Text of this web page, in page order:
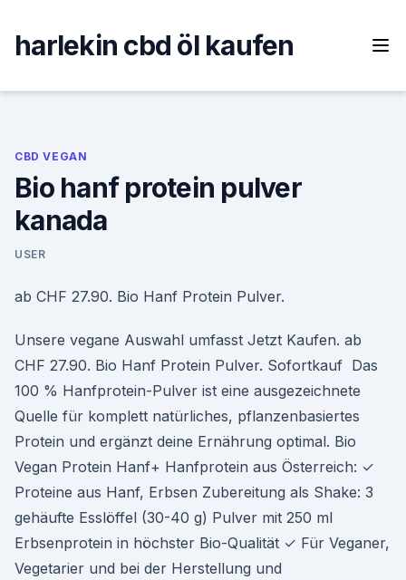
content
harlekin cbd öl kaufen
CBD VEGAN
Bio hanf protein pulver
kanada
USER
ab CHF 27.90. Bio Hanf Protein Pulver.
Unsere vegane Auswahl umfasst Jetzt Kaufen. ab
CHF 27.90. Bio Hanf Protein Pulver. Sofortkauf Das
100 % Hanfprotein-Pulver ist eine ausgezeichnete
Quelle für komplett natürliches, pflanzenbasiertes
Protein und ergänzt deine Ernährung optimal. Bio
Vegan Protein Hanf+ Hanfprotein aus Österreich: ✓
Proteine aus Hanf, Erbsen Zubereitung als Shake: 3
gehäufte Esslöffel (30-40 g) Pulver mit 250 ml
Erbsenprotein in höchster Bio-Qualität ✓ Für Veganer,
Vegetarier und bei der Herstellung und